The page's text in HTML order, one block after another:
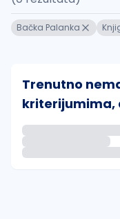
Bačka Palanka
Trenutno
kriterijumima,